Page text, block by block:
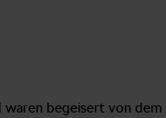
begeisert von